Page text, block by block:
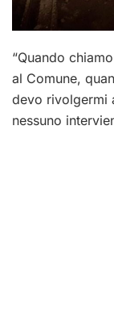
“Quando
al Comune,
devo rivolgermi
nessuno